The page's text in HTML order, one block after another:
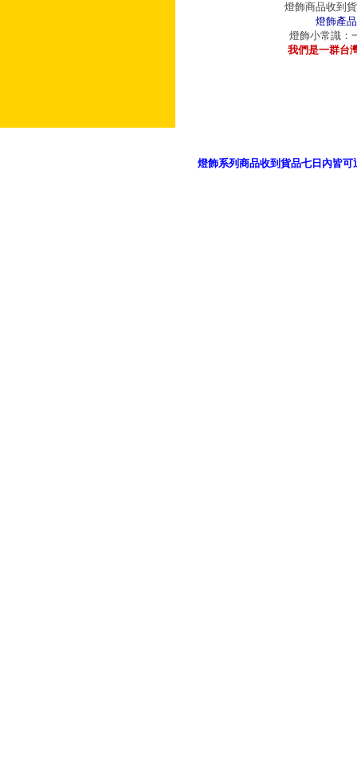
燈飾商品收到
燈飾產
燈飾小常識：
我們是一群台
燈飾系列商品收到貨品七日內皆